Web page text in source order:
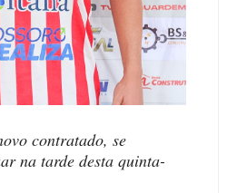
contratado, se
na tarde desta quinta-